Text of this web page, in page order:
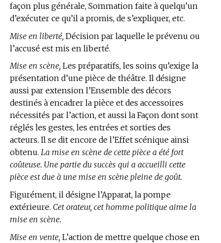
façon plus générale, Sommation faite à quelqu’un
d’exécuter ce qu’il a promis, de s’expliquer, etc.
Mise en liberté, Décision par laquelle le prévenu ou
l’accusé est mis en liberté.
Mise en scène, Les préparatifs, les soins qu’exige la
présentation d’une pièce de théâtre. Il désigne
aussi par extension l’Ensemble des décors
destinés à encadrer la pièce et des accessoires
nécessités par l’action, et aussi la Façon dont sont
réglés les gestes, les entrées et sorties des
acteurs. Il se dit encore de l’Effet scénique ainsi
obtenu. La mise en scène de cette pièce a été fort
coûteuse. Une partie du succès qui a accueilli cette
pièce est due à une mise en scène pleine de goût.
Figurément, il désigne l’Apparat, la pompe
extérieure. Cet orateur, cet homme politique aime la
mise en scène.
Mise en vente, L’action de mettre quelque chose en